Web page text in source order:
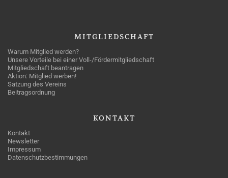
MITGLIEDSCHAFT
Warum Mitglied werden?
Unsere Vorteile bei einer Voll-/Fördermitgliedschaft
Mitgliedschaft beantragen
Aktion: Mitglied werben!
Satzung des Vereins
Beitragsordnung
KONTAKT
Kontakt
Newsletter
Impressum
Datenschutzbestimmungen